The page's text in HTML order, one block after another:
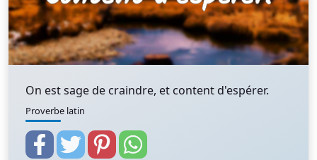
On est sage de craindre, et content d'espérer.
Proverbe latin